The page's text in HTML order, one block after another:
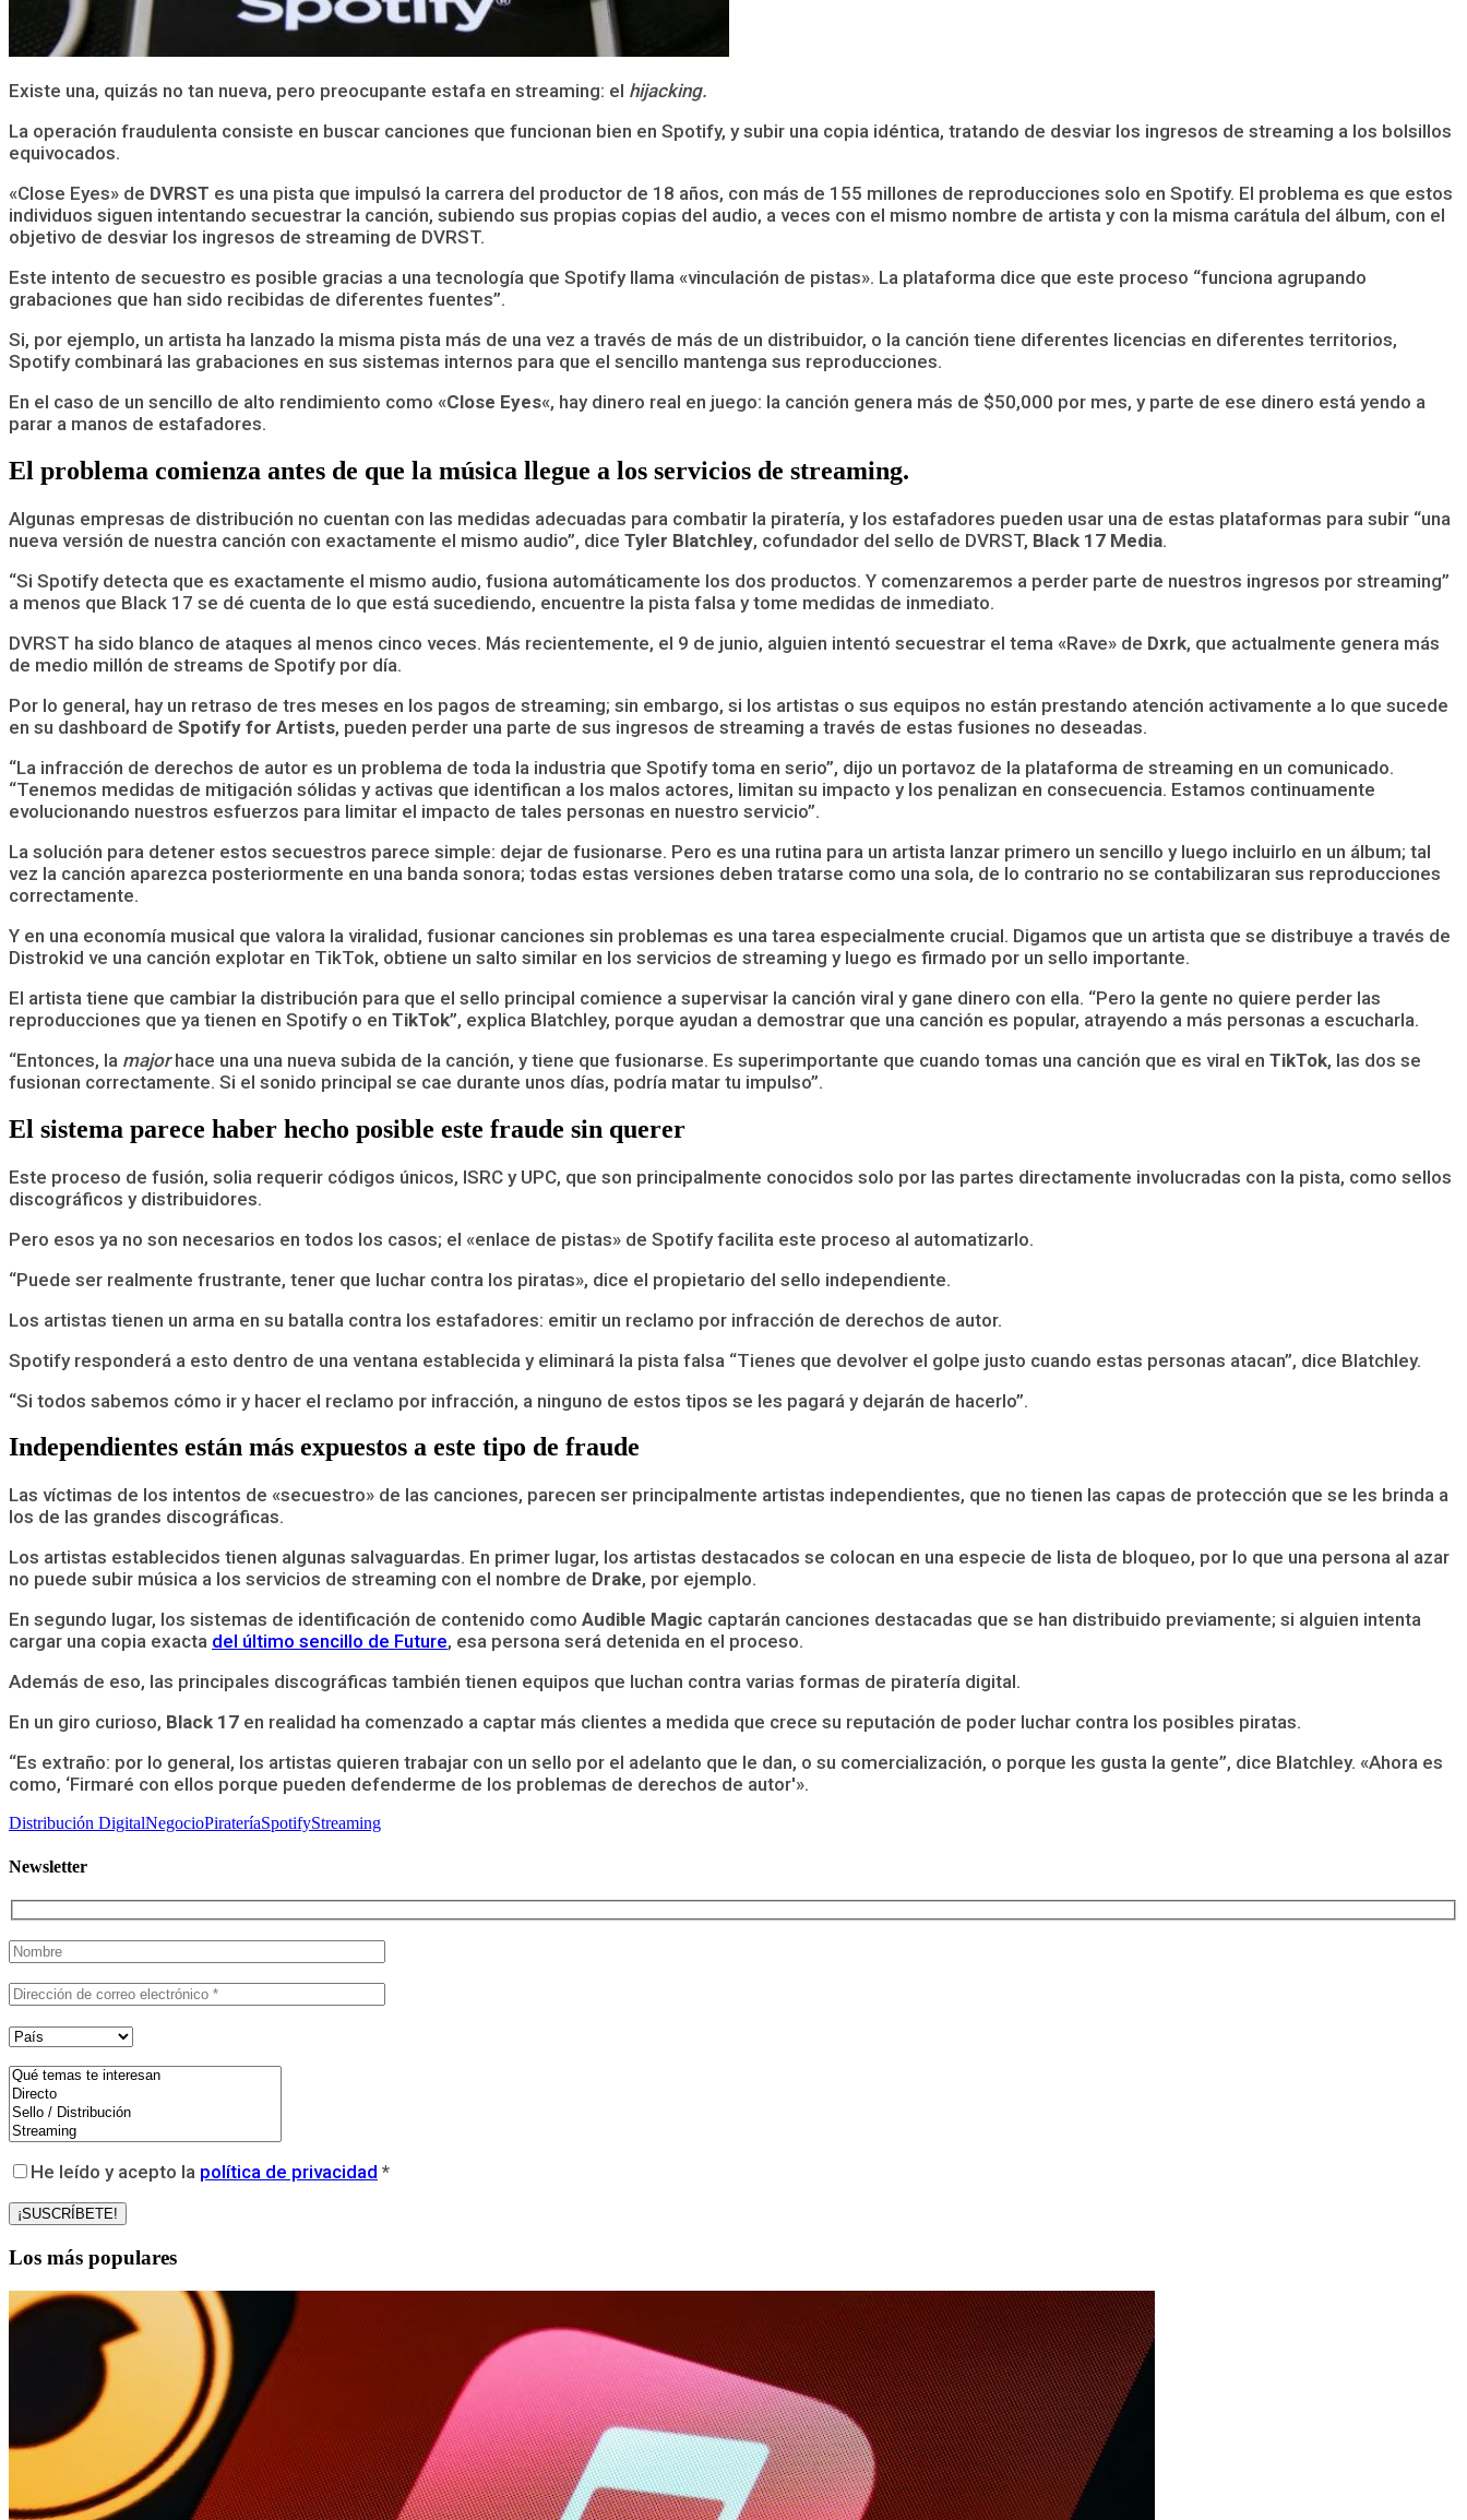
Existe una, quizás no tan nueva, pero preocupante estafa en streaming: el hijacking.
La operación fraudulenta consiste en buscar canciones que funcionan bien en Spotify, y subir una copia idéntica, tratando de desviar los ingresos de streaming a los bolsillos
equivocados.
«Close Eyes» de DVRST es una pista que impulsó la carrera del productor de 18 años, con más de 155 millones de reproducciones solo en Spotify. El problema es que estos
individuos siguen intentando secuestrar la canción, subiendo sus propias copias del audio, a veces con el mismo nombre de artista y con la misma carátula del álbum, con el
objetivo de desviar los ingresos de streaming de DVRST.
Este intento de secuestro es posible gracias a una tecnología que Spotify llama «vinculación de pistas». La plataforma dice que este proceso “funciona agrupando
grabaciones que han sido recibidas de diferentes fuentes”.
Si, por ejemplo, un artista ha lanzado la misma pista más de una vez a través de más de un distribuidor, o la canción tiene diferentes licencias en diferentes territorios,
Spotify combinará las grabaciones en sus sistemas internos para que el sencillo mantenga sus reproducciones.
En el caso de un sencillo de alto rendimiento como «Close Eyes«, hay dinero real en juego: la canción genera más de $50,000 por mes, y parte de ese dinero está yendo a
parar a manos de estafadores.
El problema comienza antes de que la música llegue a los servicios de streaming.
Algunas empresas de distribución no cuentan con las medidas adecuadas para combatir la piratería, y los estafadores pueden usar una de estas plataformas para subir “una
nueva versión de nuestra canción con exactamente el mismo audio”, dice Tyler Blatchley, cofundador del sello de DVRST, Black 17 Media.
“Si Spotify detecta que es exactamente el mismo audio, fusiona automáticamente los dos productos. Y comenzaremos a perder parte de nuestros ingresos por streaming”
a menos que Black 17 se dé cuenta de lo que está sucediendo, encuentre la pista falsa y tome medidas de inmediato.
DVRST ha sido blanco de ataques al menos cinco veces. Más recientemente, el 9 de junio, alguien intentó secuestrar el tema «Rave» de Dxrk, que actualmente genera más
de medio millón de streams de Spotify por día.
Por lo general, hay un retraso de tres meses en los pagos de streaming; sin embargo, si los artistas o sus equipos no están prestando atención activamente a lo que sucede
en su dashboard de Spotify for Artists, pueden perder una parte de sus ingresos de streaming a través de estas fusiones no deseadas.
“La infracción de derechos de autor es un problema de toda la industria que Spotify toma en serio”, dijo un portavoz de la plataforma de streaming en un comunicado.
“Tenemos medidas de mitigación sólidas y activas que identifican a los malos actores, limitan su impacto y los penalizan en consecuencia. Estamos continuamente
evolucionando nuestros esfuerzos para limitar el impacto de tales personas en nuestro servicio”.
La solución para detener estos secuestros parece simple: dejar de fusionarse. Pero es una rutina para un artista lanzar primero un sencillo y luego incluirlo en un álbum; tal
vez la canción aparezca posteriormente en una banda sonora; todas estas versiones deben tratarse como una sola, de lo contrario no se contabilizaran sus reproducciones
correctamente.
Y en una economía musical que valora la viralidad, fusionar canciones sin problemas es una tarea especialmente crucial. Digamos que un artista que se distribuye a través de
Distrokid ve una canción explotar en TikTok, obtiene un salto similar en los servicios de streaming y luego es firmado por un sello importante.
El artista tiene que cambiar la distribución para que el sello principal comience a supervisar la canción viral y gane dinero con ella. “Pero la gente no quiere perder las
reproducciones que ya tienen en Spotify o en TikTok”, explica Blatchley, porque ayudan a demostrar que una canción es popular, atrayendo a más personas a escucharla.
“Entonces, la majorhace una una nueva subida de la canción, y tiene que fusionarse. Es superimportante que cuando tomas una canción que es viral en TikTok, las dos se
fusionan correctamente. Si el sonido principal se cae durante unos días, podría matar tu impulso”.
El sistema parece haber hecho posible este fraude sin querer
Este proceso de fusión, solia requerir códigos únicos, ISRC y UPC, que son principalmente conocidos solo por las partes directamente involucradas con la pista, como sellos
discográficos y distribuidores.
Pero esos ya no son necesarios en todos los casos; el «enlace de pistas» de Spotify facilita este proceso al automatizarlo.
“Puede ser realmente frustrante, tener que luchar contra los piratas», dice el propietario del sello independiente.
Los artistas tienen un arma en su batalla contra los estafadores: emitir un reclamo por infracción de derechos de autor.
Spotify responderá a esto dentro de una ventana establecida y eliminará la pista falsa “Tienes que devolver el golpe justo cuando estas personas atacan”, dice Blatchley.
“Si todos sabemos cómo ir y hacer el reclamo por infracción, a ninguno de estos tipos se les pagará y dejarán de hacerlo”.
Independientes están más expuestos a este tipo de fraude
Las víctimas de los intentos de «secuestro» de las canciones, parecen ser principalmente artistas independientes, que no tienen las capas de protección que se les brinda a
los de las grandes discográficas.
Los artistas establecidos tienen algunas salvaguardas. En primer lugar, los artistas destacados se colocan en una especie de lista de bloqueo, por lo que una persona al azar
no puede subir música a los servicios de streaming con el nombre de Drake, por ejemplo.
En segundo lugar, los sistemas de identificación de contenido como Audible Magic captarán canciones destacadas que se han distribuido previamente; si alguien intenta
cargar una copia exacta del último sencillo de Future, esa persona será detenida en el proceso.
Además de eso, las principales discográficas también tienen equipos que luchan contra varias formas de piratería digital.
En un giro curioso, Black 17 en realidad ha comenzado a captar más clientes a medida que crece su reputación de poder luchar contra los posibles piratas.
“Es extraño: por lo general, los artistas quieren trabajar con un sello por el adelanto que le dan, o su comercialización, o porque les gusta la gente”, dice Blatchley. «Ahora es
como, ‘Firmaré con ellos porque pueden defenderme de los problemas de derechos de autor'».
Distribución DigitalNegocioPirateríaSpotifyStreaming
Newsletter
He leído y acepto la política de privacidad *
Los más populares